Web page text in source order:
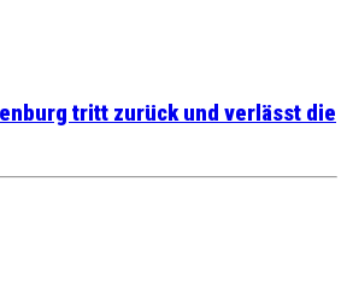
tritt zurück und verlässt die